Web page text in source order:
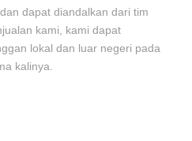
dapat diandalkan dari tim
kami, kami dapat
lokal dan luar negeri pada
kalinya.